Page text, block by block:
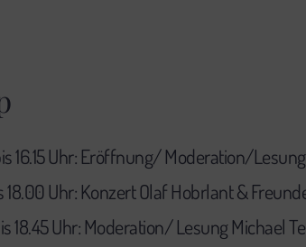
16.15 Uhr: Eröffnung/ Moderation/
18.00 Uhr: Konzert Olaf Hobrlant &
18.45 Uhr: Moderation/ Lesung Michael